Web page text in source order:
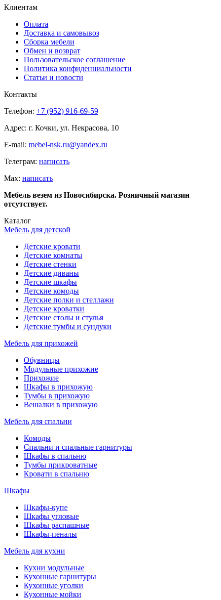
Клиентам
Оплата
Доставка и самовывоз
Сборка мебели
Обмен и возврат
Пользовательское соглашение
Политика конфиденциальности
Статьи и новости
Контакты
Телефон: +7 (952) 916-69-59
Адрес: г. Кочки, ул. Некрасова, 10
E-mail: mebel-nsk.ru@yandex.ru
Телеграм: написать
Мах: написать
Мебель везем из Новосибирска. Розничный магазин
отсутствует.
Каталог
Мебель для детской
Детские кровати
Детские комнаты
Детские стенки
Детские диваны
Детские шкафы
Детские комоды
Детские полки и стеллажи
Детские кроватки
Детские столы и стулья
Детские тумбы и сундуки
Мебель для прихожей
Обувницы
Модульные прихожие
Прихожие
Шкафы в прихожую
Тумбы в прихожую
Вешалки в прихожую
Мебель для спальни
Комоды
Спальни и спальные гарнитуры
Шкафы в спальню
Тумбы прикроватные
Кровати в спальню
Шкафы
Шкафы-купе
Шкафы угловые
Шкафы распашные
Шкафы-пеналы
Мебель для кухни
Кухни модульные
Кухонные гарнитуры
Кухонные уголки
Кухонные мойки